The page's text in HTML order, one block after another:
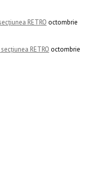
RETRO octombrie
RETRO octombrie